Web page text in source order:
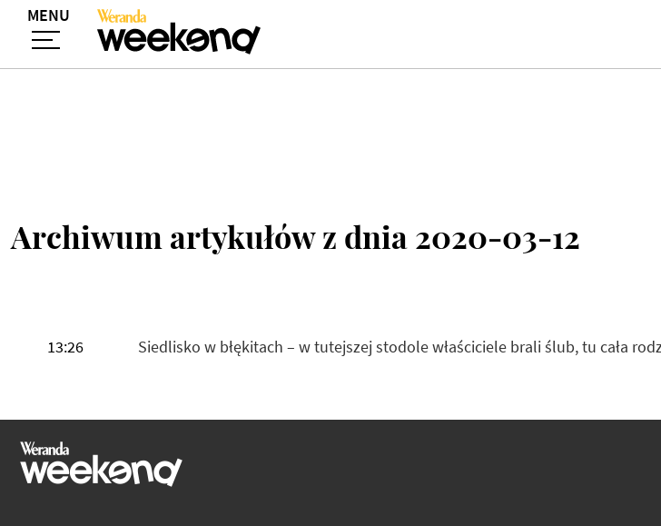
MENU
Archiwum artykułów z dnia 2020-03-12
13:26 Siedlisko w błękitach – w tutejszej stodole właściciele brali ślub, tu cała